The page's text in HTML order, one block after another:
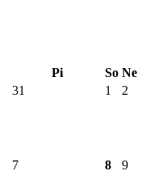
Pi So Ne
31 1 2
7 8 9